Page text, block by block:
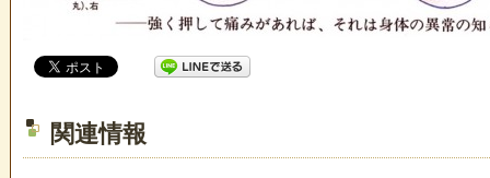
関連情報